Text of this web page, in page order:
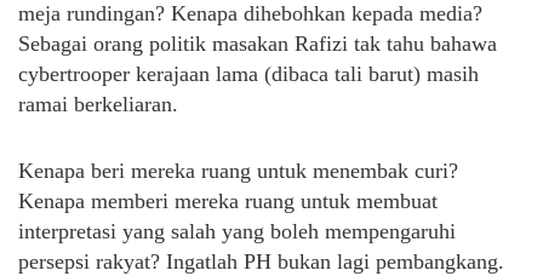
meja rundingan? Kenapa dihebohkan kepada media?
Sebagai orang politik masakan Rafizi tak tahu bahawa
cybertrooper kerajaan lama (dibaca tali barut) masih
ramai berkeliaran.
Kenapa beri mereka ruang untuk menembak curi?
Kenapa memberi mereka ruang untuk membuat
interpretasi yang salah yang boleh mempengaruhi
persepsi rakyat? Ingatlah PH bukan lagi pembangkang.